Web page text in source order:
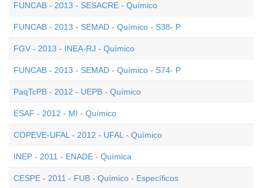
FUNCAB - 2013 - SESACRE - Químico
FUNCAB - 2013 - SEMAD - Químico - S38- P
FGV - 2013 - INEA-RJ - Químico
FUNCAB - 2013 - SEMAD - Químico - S74- P
PaqTcPB - 2012 - UEPB - Químico
ESAF - 2012 - MI - Químico
COPEVE-UFAL - 2012 - UFAL - Químico
INEP - 2011 - ENADE - Química
CESPE - 2011 - FUB - Químico - Específicos